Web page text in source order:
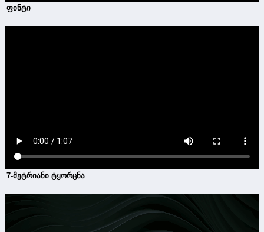
ფინტი
7-მეტრიანი ტყორცნა